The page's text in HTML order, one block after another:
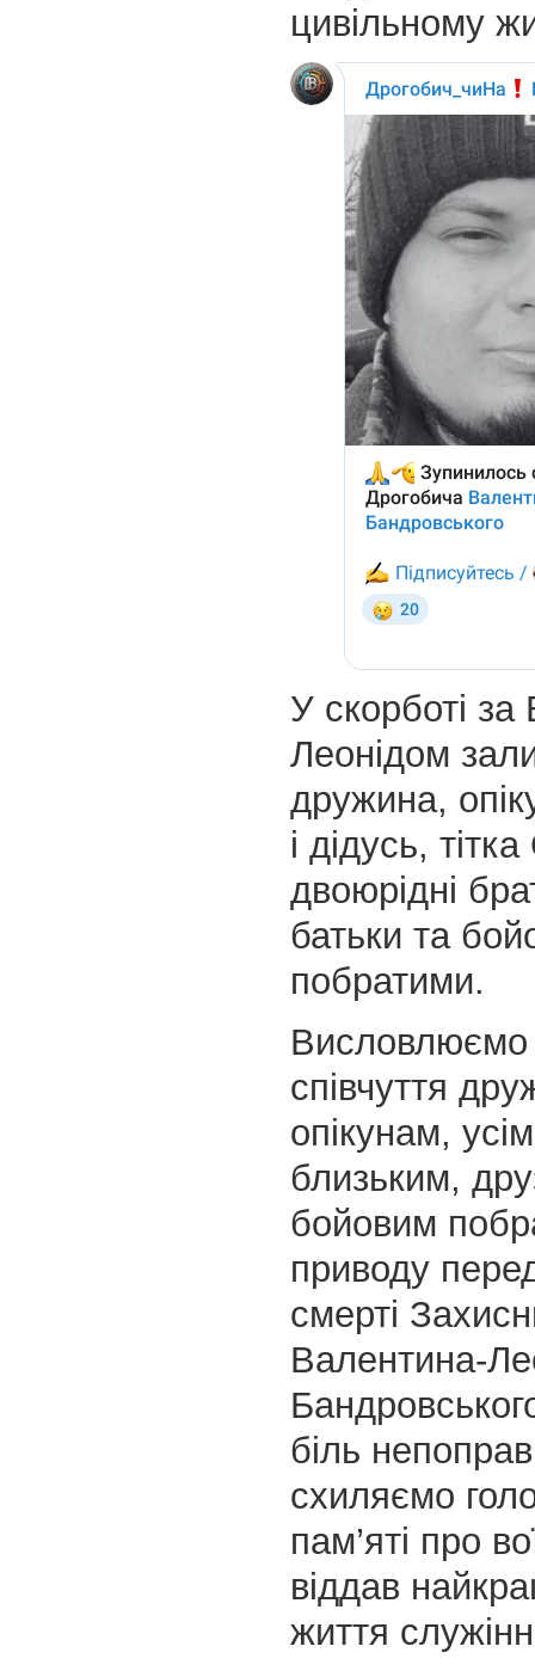
цивільному
У скорботі
Леонідом
дружина,
і дідусь,
двоюрідні
батьки та
побратими.
Висловлюємо
співчуття
опікунам,
близьким,
бойовим
приводу
смерті
Валентина-
біль
схиляємо
пам’яті про
віддав
життя